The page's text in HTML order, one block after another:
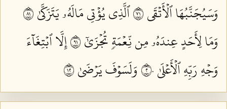
وَسَيُجَنَّبُهَا ٱلۡأَتۡقَى ١٧
ٱلَّذِي يُؤۡتِي مَالَهُۥ يَتَزَكَّىٰ ١٨
وَمَا لِأَحَدٍ عِندَهُۥ مِن نِّعۡمَةٖ تُجۡزَىٰٓ ١٩
إِلَّا ٱبۡتِغَآءَ
وَجۡهِ رَبِّهِ ٱلۡأَعۡلَىٰ ٢٠
وَلَسَوۡفَ يَرۡضَىٰ ٢١